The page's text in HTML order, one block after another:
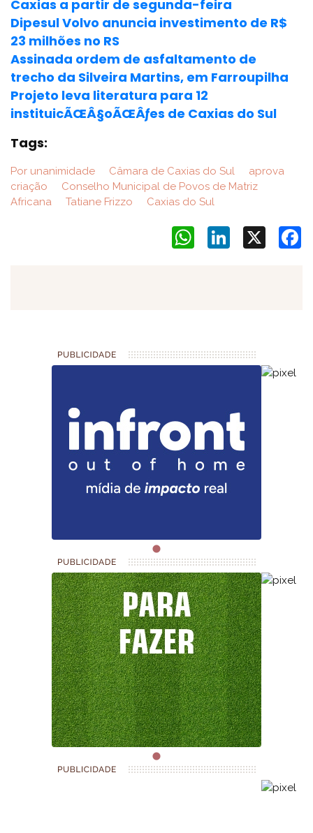
Caxias a partir de segunda-feira
Dipesul Volvo anuncia investimento de R$
23 milhões no RS
Assinada ordem de asfaltamento de
trecho da Silveira Martins, em Farroupilha
Projeto leva literatura para 12
instituicÃŒÂ§oÃŒÂƒes de Caxias do Sul
Tags:
Por unanimidade Câmara de Caxias do Sul
aprova
criação
Conselho Municipal de Povos de Matriz
Africana
Tatiane Frizzo Caxias do Sul
LinkedIn
WhatsApp